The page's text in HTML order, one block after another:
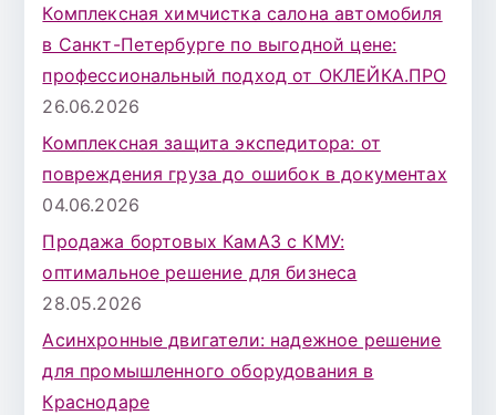
Комплексная химчистка салона автомобиля
в Санкт-Петербурге по выгодной цене:
профессиональный подход от ОКЛЕЙКА.ПРО
26.06.2026
Комплексная защита экспедитора: от
повреждения груза до ошибок в документах
04.06.2026
Продажа бортовых КамАЗ с КМУ:
оптимальное решение для бизнеса
28.05.2026
Асинхронные двигатели: надежное решение
для промышленного оборудования в
Краснодаре